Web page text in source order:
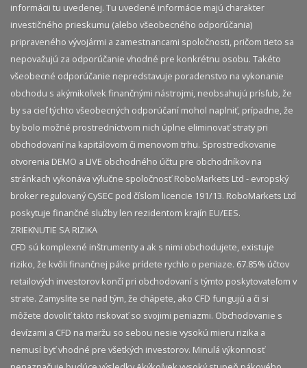
informácii tu uvedenej. Tu uvedené informácie majú charakter
investičného prieskumu (alebo všeobecného odporúčania)
pripraveného vývojármi a zamestnancami spoločnosti, pričom tieto sa
nepovažujú za odporúčanie vhodné pre konkrétnu osobu. Takéto
všeobecné odporúčanie nepredstavuje poradenstvo na vykonanie
obchodu s akýmikoľvek finančnými nástrojmi, neobsahujú prísľub, že
by sa cieľ týchto všeobecných odporúčaní mohol naplniť, prípadne, že
by bolo možné prostredníctvom nich úplne eliminovať straty pri
obchodovaní na kapitálovom či menovom trhu. Sprostredkovanie
otvorenia DEMO a LIVE obchodného účtu pre obchodníkov na
stránkach vykonáva výlučne spoločnosť RoboMarkets Ltd - evropský
broker regulovaný CySEC pod číslom licencie 191/13. RoboMarkets Ltd
poskytuje finančné služby len rezidentom krajín EU/EES.
ZRIEKNUTIE SA RIZIKA
CFD sú komplexné inštrumenty a ak s nimi obchodujete, existuje
riziko, že kvôli finančnej páke prídete rychlo o peniaze. 67.85% účtov
retailových investorov končí pri obchodovaní s týmto poskytovateľom v
strate. Zamyslite se nad tým, že chápete, ako CFD fungujú a či si
môžete dovoliť takto riskovať so svojimi peniazmi. Obchodovanie s
devízami a CFD na maržu so sebou nesie vysokú mieru rizika a
nemusí byť vhodné pre všetkých investorov. Minulá výkonnosť